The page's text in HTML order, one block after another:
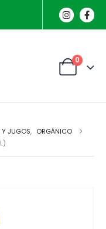
0
Y JUGOS, ORGÁNICO